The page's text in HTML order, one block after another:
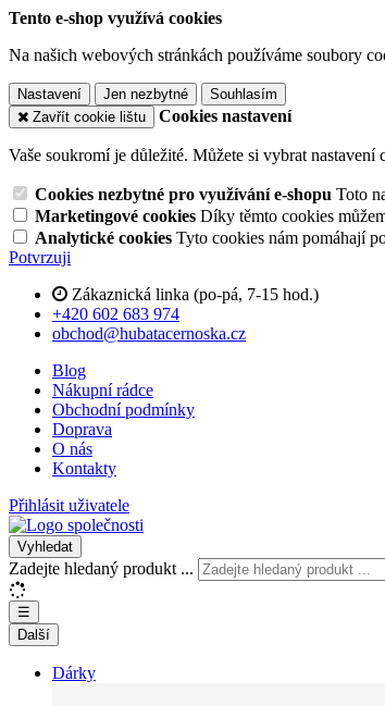
Tento e-shop využívá cookies
Na našich webových stránkách používáme soubory
Nastavení Jen nezbytné
Souhlasím
Zavřít cookie lištu
Cookies nastavení
Vaše soukromí je důležité. Můžete si vybrat nastavení
Cookies nezbytné pro využívání e-shopu Toto
Marketingové cookies Díky těmto cookies
Analytické cookies Tyto cookies nám pomáhají
Potvrzuji
Zákaznická linka (po-pá, 7-15 hod.)
+420 602 683 974
obchod@hubatacernoska.cz
Blog
Nákupní rádce
Obchodní podmínky
Doprava
O nás
Kontakty
Přihlásit uživatele
Vyhledat
Zadejte hledaný produkt ...
☰
Další
Dárky